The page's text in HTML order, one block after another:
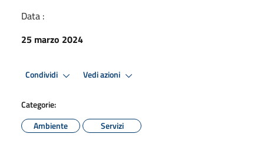
Data :
25 marzo 2024
Condividi Vedi azioni
Categorie:
Ambiente
Servizi